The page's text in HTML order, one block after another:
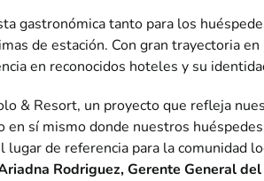
gastronómica tanto para los
de estación. Con gran trayectoria
en reconocidos hoteles y su
& Resort, un proyecto que refleja
sí mismo donde nuestros
de referencia para la comunidad
Rodriguez, Gerente General